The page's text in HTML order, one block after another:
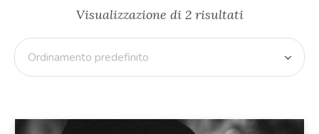
Visualizzazione di 2 risultati